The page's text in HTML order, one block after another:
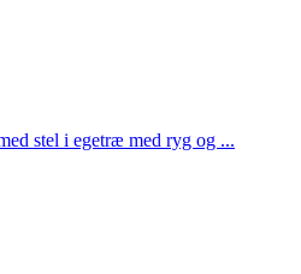
stel i egetræ med ryg og ...